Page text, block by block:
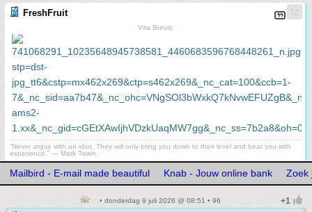
FreshFruit
Vita Brevis.
“Never argue with an idiot. They will only bring you down to their level and beat you with
experience.” ― Mark Twain.
Mailbird - E-mail made beautiful Knab - Jouw online bank Zoek
• donderdag 9 juli 2026 @ 08:51 • 96